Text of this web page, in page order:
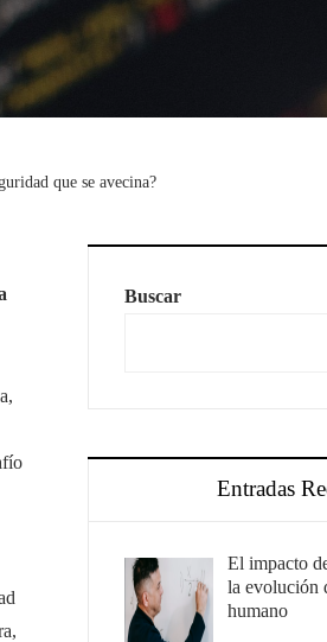
que se avecina?
Buscar
Entradas
El impacto
la evolución
humano